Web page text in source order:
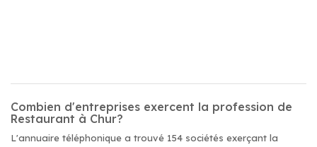
Combien d'entreprises exercent la profession de
Restaurant à Chur?
L'annuaire téléphonique a trouvé 154 sociétés exerçant la